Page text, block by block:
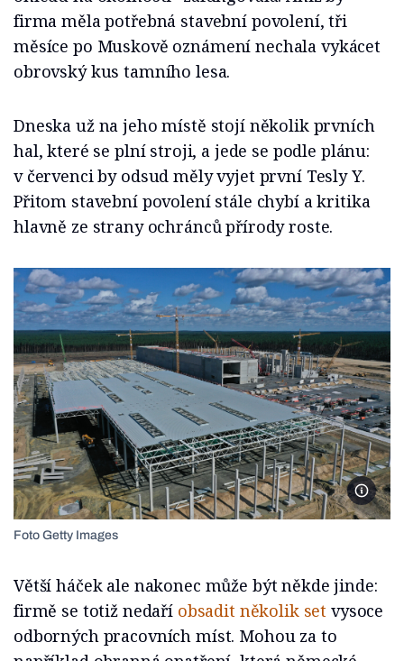
firma měla potřebná stavební povolení, tři
měsíce po Muskově oznámení nechala vykácet
obrovský kus tamního lesa.
Dneska už na jeho místě stojí několik prvních
hal, které se plní stroji, a jede se podle plánu:
v červenci by odsud měly vyjet první Tesly Y.
Přitom stavební povolení stále chybí a kritika
hlavně ze strany ochránců přírody roste.
Foto Getty Images
Větší háček ale nakonec může být někde jinde:
firmě se totiž nedaří obsadit několik set vysoce
odborných pracovních míst. Mohou za to